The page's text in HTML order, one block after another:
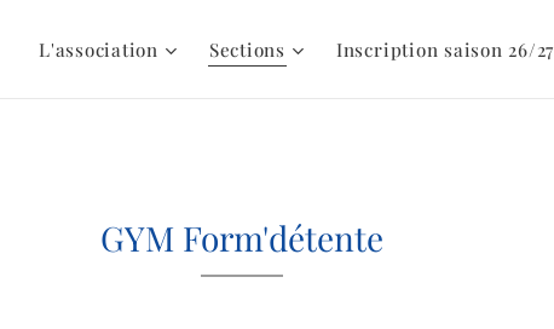
L'association Sections Inscription saison 26/27
GYM Form'détente